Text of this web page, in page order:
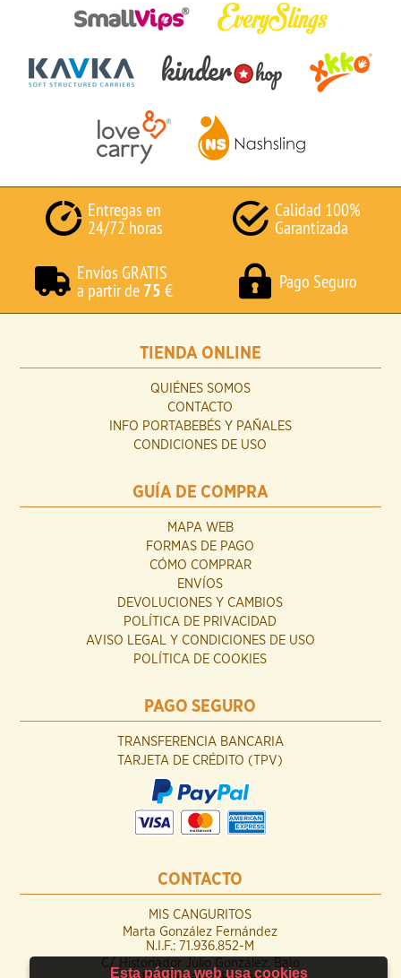
Entregas en
24/72 horas
Calidad 100%
Garantizada
Envíos GRATIS
a partir de 75 € Pago Seguro
TIENDA ONLINE
QUIÉNES SOMOS
CONTACTO
INFO PORTABEBÉS Y PAÑALES
CONDICIONES DE USO
GUÍA DE COMPRA
MAPA WEB
FORMAS DE PAGO
CÓMO COMPRAR
ENVÍOS
DEVOLUCIONES Y CAMBIOS
POLÍTICA DE PRIVACIDAD
AVISO LEGAL Y CONDICIONES DE USO
POLÍTICA DE COOKIES
PAGO SEGURO
TRANSFERENCIA BANCARIA
TARJETA DE CRÉDITO (TPV)
CONTACTO
MIS CANGURITOS
Marta González Fernández
N.I.F.: 71.936.852-M
C/ Historiador Julio González, Bajo
Esta página web usa cookies